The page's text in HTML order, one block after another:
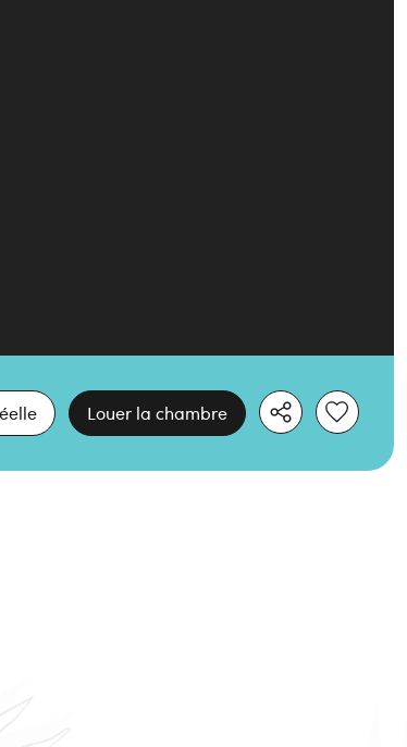
Louer la chambre